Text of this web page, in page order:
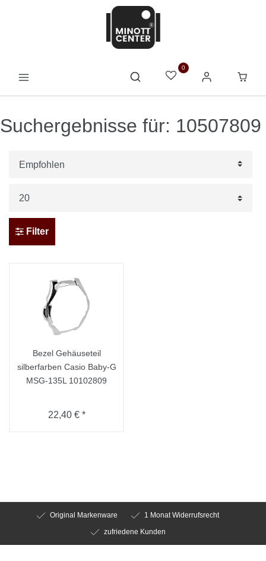
0
Suchergebnisse für: 10507809
Filter
Bezel Gehäuseteil
silberfarben Casio Baby-G
MSG-135L 10102809
22,40 € *
Original Markenware
1 Monat Widerrufsrecht
zufriedene Kunden